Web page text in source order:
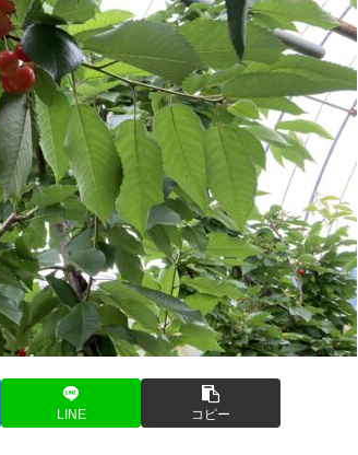
LINE コピー